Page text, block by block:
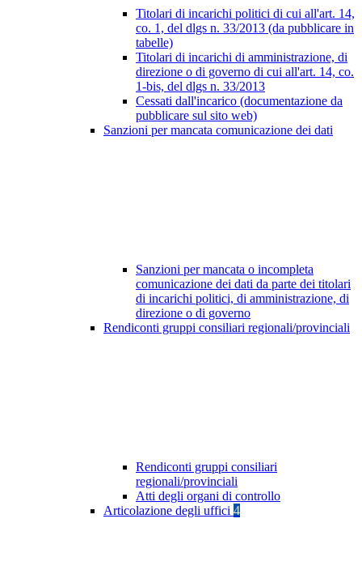
Titolari di incarichi politici di cui all'art. 14,
co. 1, del dlgs n. 33/2013 (da pubblicare in
tabelle)
Titolari di incarichi di amministrazione, di
direzione o di governo di cui all'art. 14, co.
1-bis, del dlgs n. 33/2013
Cessati dall'incarico (documentazione da
pubblicare sul sito web)
Sanzioni per mancata comunicazione dei dati
Sanzioni per mancata o incompleta
comunicazione dei dati da parte dei titolari
di incarichi politici, di amministrazione, di
direzione o di governo
Rendiconti gruppi consiliari regionali/provinciali
Rendiconti gruppi consiliari
regionali/provinciali
Atti degli organi di controllo
Articolazione degli uffici 4